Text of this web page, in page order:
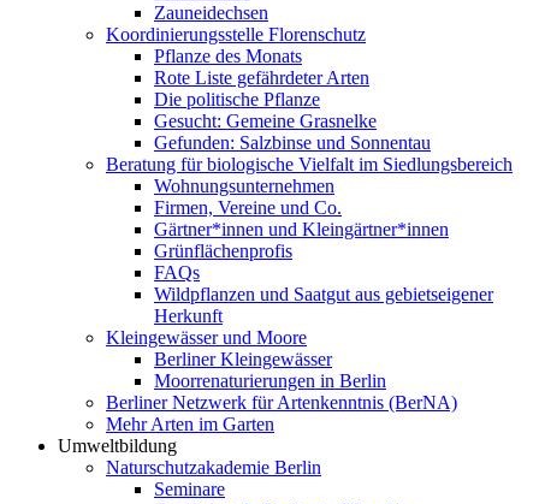
Zauneidechsen
Koordinierungsstelle Florenschutz
Pflanze des Monats
Rote Liste gefährdeter Arten
Die politische Pflanze
Gesucht: Gemeine Grasnelke
Gefunden: Salzbinse und Sonnentau
Beratung für biologische Vielfalt im Siedlungsbereich
Wohnungsunternehmen
Firmen, Vereine und Co.
Gärtner*innen und Kleingärtner*innen
Grünflächenprofis
FAQs
Wildpflanzen und Saatgut aus gebietseigener
Herkunft
Kleingewässer und Moore
Berliner Kleingewässer
Moorrenaturierungen in Berlin
Berliner Netzwerk für Artenkenntnis (BerNA)
Mehr Arten im Garten
Umweltbildung
Naturschutzakademie Berlin
Seminare